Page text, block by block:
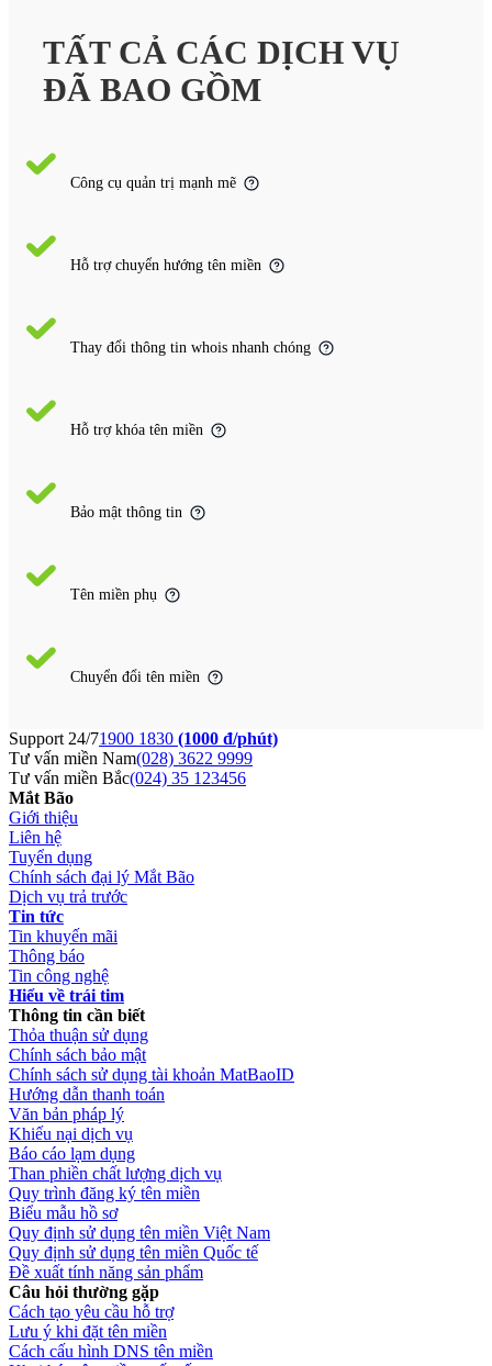
TẤT CẢ CÁC DỊCH VỤ
ĐÃ BAO GỒM
Công cụ quản trị mạnh mẽ
Hỗ trợ chuyển hướng tên miền
Thay đổi thông tin whois nhanh chóng
Hỗ trợ khóa tên miền
Bảo mật thông tin
Tên miền phụ
Chuyển đổi tên miền
Support 24/71900 1830 (1000 đ/phút)
Tư vấn miền Nam(028) 3622 9999
Tư vấn miền Bắc(024) 35 123456
Mắt Bão
Giới thiệu
Liên hệ
Tuyển dụng
Chính sách đại lý Mắt Bão
Dịch vụ trả trước
Tin tức
Tin khuyến mãi
Thông báo
Tin công nghệ
Hiểu về trái tim
Thông tin cần biết
Thỏa thuận sử dụng
Chính sách bảo mật
Chính sách sử dụng tài khoản MatBaoID
Hướng dẫn thanh toán
Văn bản pháp lý
Khiếu nại dịch vụ
Báo cáo lạm dụng
Than phiền chất lượng dịch vụ
Quy trình đăng ký tên miền
Biểu mẫu hồ sơ
Quy định sử dụng tên miền Việt Nam
Quy định sử dụng tên miền Quốc tế
Đề xuất tính năng sản phẩm
Câu hỏi thường gặp
Cách tạo yêu cầu hỗ trợ
Lưu ý khi đặt tên miền
Cách cấu hình DNS tên miền